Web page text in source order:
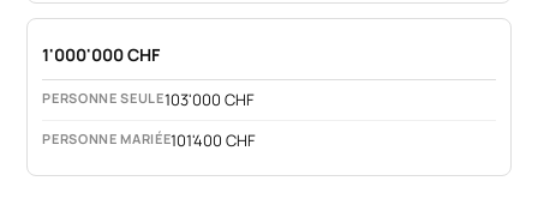
1'000'000 CHF
103'000 CHF
101'400 CHF